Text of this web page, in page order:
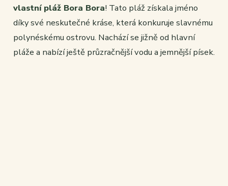
vlastní pláž Bora Bora! Tato pláž získala jméno
díky své neskutečné kráse, která konkuruje slavnému
polynéskému ostrovu. Nachází se jižně od hlavní
pláže a nabízí ještě průzračnější vodu a jemnější písek.